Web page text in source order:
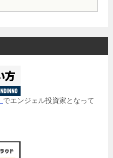
でエンジェル投資家となって